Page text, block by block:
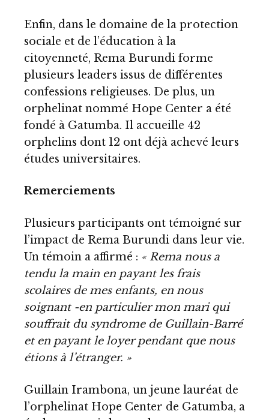
Enfin, dans le domaine de la protection
sociale et de l’éducation à la
citoyenneté, Rema Burundi forme
plusieurs leaders issus de différentes
confessions religieuses. De plus, un
orphelinat nommé Hope Center a été
fondé à Gatumba. Il accueille 42
orphelins dont 12 ont déjà achevé leurs
études universitaires.
Remerciements
Plusieurs participants ont témoigné sur
l’impact de Rema Burundi dans leur vie.
Un témoin a affirmé : « Rema nous a
tendu la main en payant les frais
scolaires de mes enfants, en nous
soignant -en particulier mon mari qui
souffrait du syndrome de Guillain-Barré
et en payant le loyer pendant que nous
étions à l’étranger. »
Guillain Irambona, un jeune lauréat de
l’orphelinat Hope Center de Gatumba, a